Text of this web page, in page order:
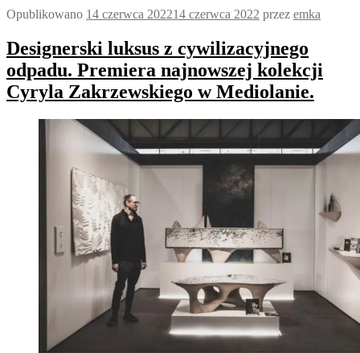
Opublikowano 14 czerwca 202214 czerwca 2022 przez emka
Designerski luksus z cywilizacyjnego
odpadu. Premiera najnowszej kolekcji
Cyryla Zakrzewskiego w Mediolanie.